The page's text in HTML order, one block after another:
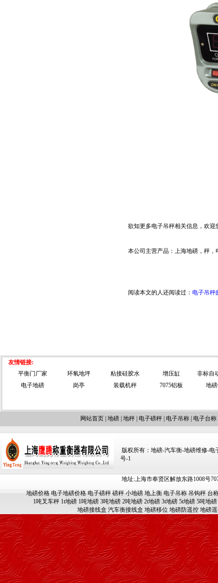
欲知更多电子吊秤相关信息，欢迎
本公司主营产品： 上海地磅， 秤，
阅读本文的人还阅读过： 电子吊秤
友情链接:
平衡门厂家
环氧地坪 粘接硅胶水 增压缸
非标自
电子地磅
岗亭 装载机秤 7075铝板 地
网站首页 地磅 地秤 电子磅秤 电子吊称 电子台称
版权所有：地磅-汽车衡-地磅维修-电
号-1
地址:上海市奉贤区解放东路1008号
地磅价格 电子地磅价格 电子磅秤 磅秤 小地磅 地上衡 电子吊称 吊钩秤 台
1吨叉车秤 1t地磅 1吨地磅 3吨地磅 2吨地磅 2t地磅 3t地磅 5t地磅 5吨地磅
地磅接线盒 汽车衡接线盒 地磅移位 地磅防遥控 地磅